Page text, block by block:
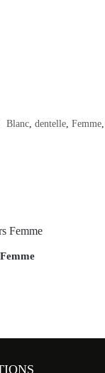
Blanc dentelle Femme